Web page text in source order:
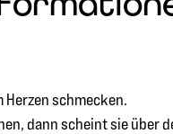
Herzen schmecken.
dann scheint sie über